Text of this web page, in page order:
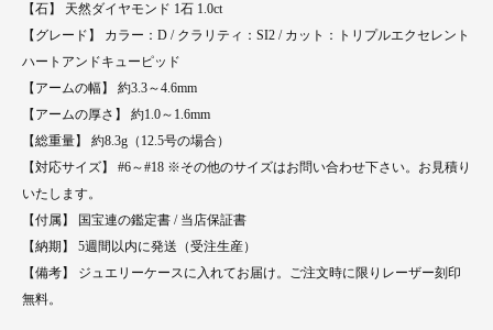
【石】 天然ダイヤモンド 1石 1.0ct
【グレード】 カラー：D / クラリティ：SI2 / カット：トリプルエクセレント
ハートアンドキューピッド
【アームの幅】 約3.3～4.6mm
【アームの厚さ】 約1.0～1.6mm
【総重量】 約8.3g（12.5号の場合）
【対応サイズ】 #6～#18 ※その他のサイズはお問い合わせ下さい。お見積り
いたします。
【付属】 国宝連の鑑定書 / 当店保証書
【納期】 5週間以内に発送（受注生産）
【備考】 ジュエリーケースに入れてお届け。ご注文時に限りレーザー刻印
無料。